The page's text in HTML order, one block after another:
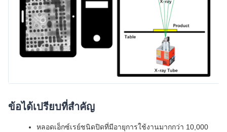
ข้อได้เปรียบที่สำคัญ
หลอดเอ็กซ์เรย์ชนิดปิดที่มีอายุการใช้งานมากกว่า 10,000